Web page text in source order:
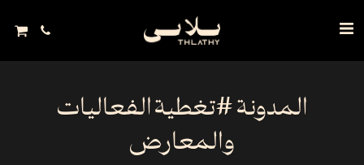
المدونة #تغطية الفعاليات
والمعارض